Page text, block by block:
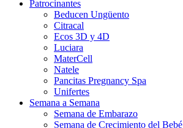
Patrocinantes
Beducen Ungüento
Citracal
Ecos 3D y 4D
Luciara
MaterCell
Natele
Pancitas Pregnancy Spa
Unifertes
Semana a Semana
Semana de Embarazo
Semana de Crecimiento del Bebé